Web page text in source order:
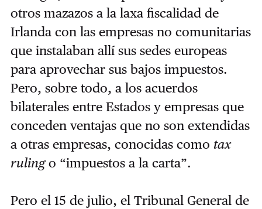
otros mazazos a la laxa fiscalidad de
Irlanda con las empresas no comunitarias
que instalaban allí sus sedes europeas
para aprovechar sus bajos impuestos.
Pero, sobre todo, a los acuerdos
bilaterales entre Estados y empresas que
conceden ventajas que no son extendidas
a otras empresas, conocidas como tax
rulingo “impuestos a la carta”.
Pero el 15 de julio, el Tribunal General de